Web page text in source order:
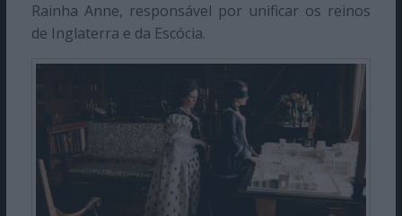
Rainha Anne, responsável por unificar os reinos
de Inglaterra e da Escócia.